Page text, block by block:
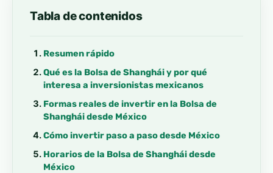
Tabla de contenidos
Resumen rápido
Qué es la Bolsa de Shanghái y por qué
interesa a inversionistas mexicanos
Formas reales de invertir en la Bolsa de
Shanghái desde México
Cómo invertir paso a paso desde México
Horarios de la Bolsa de Shanghái desde
México